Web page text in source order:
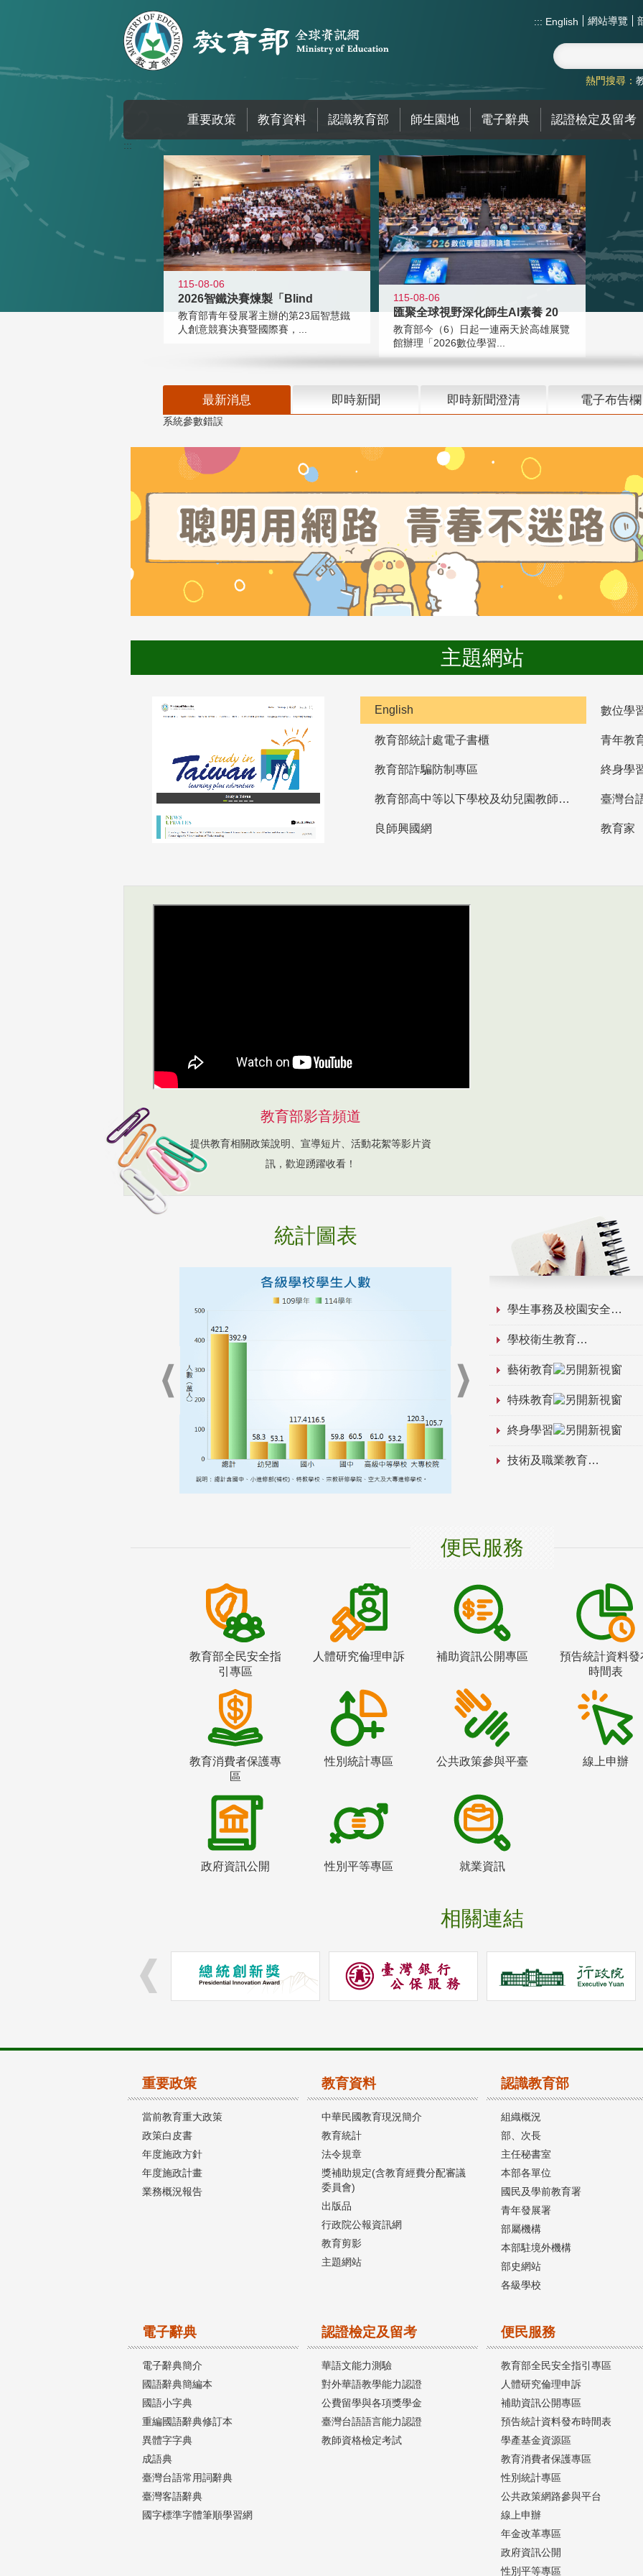
::: English 網站導覽
熱門搜尋：
重要政策 教育資料 認識教育部 師生園地 電子辭典 認證檢定及留考
:::
115-08-06
2026智鐵決賽煉製「Blind
教育部青年發展署主辦的第23屆智慧鐵
人創意競賽決賽暨國際賽，...
115-08-06
匯聚全球視野深化師生AI素養 20
教育部今（6）日起一連兩天於高雄展覽
館辦理「2026數位學習...
最新消息 即時新聞 即時新聞澄清 電子布告欄
系統參數錯誤
主題網站
English 數位學
教育部統計處電子書櫃 青年教
教育部詐騙防制專區 終身學
教育部高中等以下學校及幼兒園教師資格檢定考試 臺灣台
良師興國網 教育家
教育部影音頻道
提供教育相關政策說明、宣導短片、活動花絮等影片資
訊，歡迎踴躍收看！
統計圖表
學生事務及校園安全
學校衛生教育
藝術教育
特殊教育
終身學習
技術及職業教育
便民服務
教育部全民安全指
引專區
人體研究倫理申訴 補助資訊公開專區
預告統計資料發
時間表
教育消費者保護專
區
性別統計專區 公共政策參與平臺 線上申辦
政府資訊公開 性別平等專區 就業資訊
相關連結
重要政策
當前教育重大政策
政策白皮書
年度施政方針
年度施政計畫
業務概況報告
教育資料
中華民國教育現況簡介
教育統計
法令規章
獎補助規定(含教育經費分配審議
委員會)
出版品
行政院公報資訊網
教育剪影
主題網站
認識教育部
組織概況
部、次長
主任秘書室
本部各單位
國民及學前教育署
青年發展署
部屬機構
本部駐境外機構
部史網站
各級學校
電子辭典
電子辭典簡介
國語辭典簡編本
國語小字典
重編國語辭典修訂本
異體字字典
成語典
臺灣台語常用詞辭典
臺灣客語辭典
國字標準字體筆順學習網
認證檢定及留考
華語文能力測驗
對外華語教學能力認證
公費留學與各項獎學金
臺灣台語語言能力認證
教師資格檢定考試
便民服務
教育部全民安全指引專區
人體研究倫理申訴
補助資訊公開專區
預告統計資料發布時間表
學產基金資源區
教育消費者保護專區
性別統計專區
公共政策網路參與平台
線上申辦
年金改革專區
政府資訊公開
性別平等專區